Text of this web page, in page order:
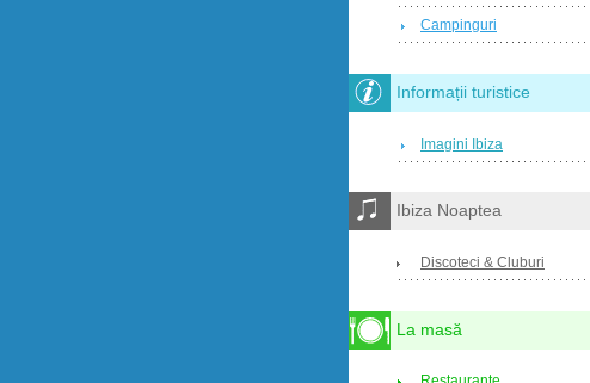
Campinguri
Informații turistice
Imagini Ibiza
Ibiza Noaptea
Discoteci & Cluburi
La masă